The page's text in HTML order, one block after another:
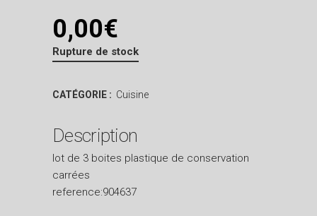
0,00€
Rupture de stock
CATÉGORIE : Cuisine
Description
lot de 3 boites plastique de conservation
carrées
reference:904637